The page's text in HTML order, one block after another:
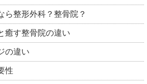
ら整形外科？整骨院？
癒す整骨院の違い
の違い
性